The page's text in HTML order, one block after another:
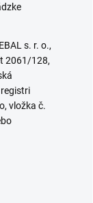
s. r. o.,
2061/128,
vložka č.